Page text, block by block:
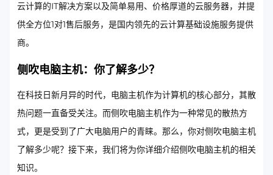
云计算的IT解决方案以及简单易用、价格厚道的云服务器，并提
供全方位1对1售后服务，是国内领先的云计算基础设施服务提供
商。
侧吹电脑主机：你了解多少？
在科技日新月异的时代，电脑主机作为计算机的核心部分，其散
热问题一直备受关注。而侧吹电脑主机作为一种常见的散热方
式，更是受到了广大电脑用户的青睐。那么，你对侧吹电脑主机
了解多少呢？接下来，我们将为你详细介绍侧吹电脑主机的相关
知识。